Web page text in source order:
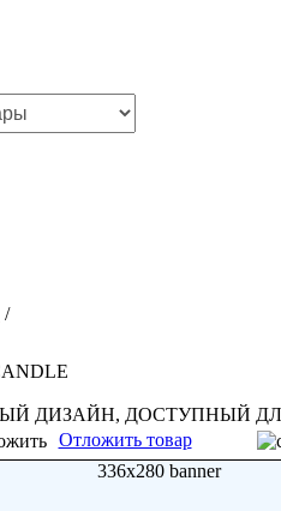
/
ДИЗАЙН, ДОСТУПНЫЙ
Отложить товар
336x280 banner